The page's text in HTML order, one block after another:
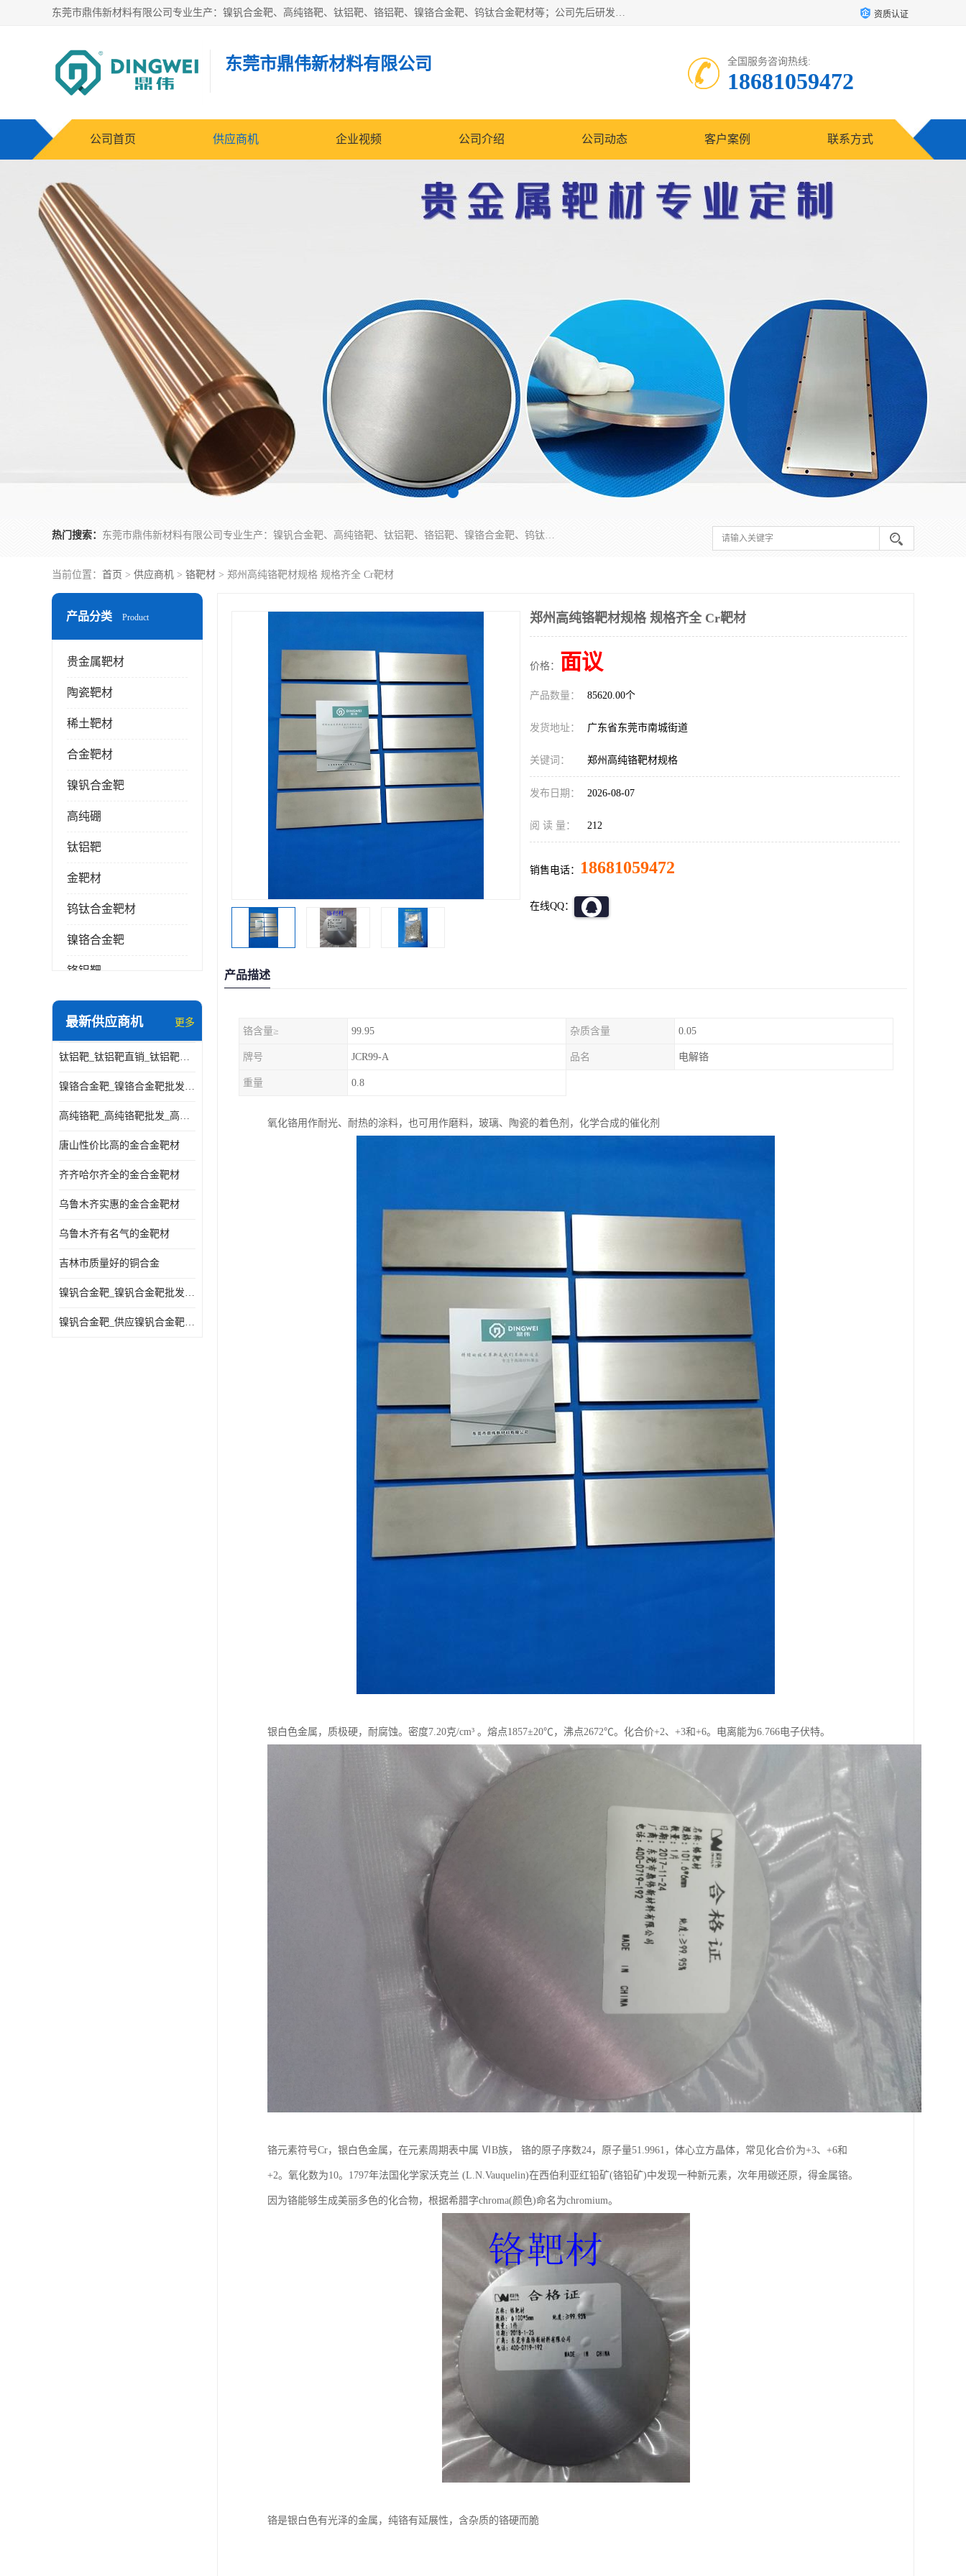
东莞市鼎伟新材料有限公司专业生产：镍钒合金靶、高纯铬靶、钛铝靶、铬铝靶、镍铬合金靶、钨钛合金靶材等；公司先后研发的蒸发材料、溅射靶材系列产品广泛应用到国内外众多知名电子、太阳能企业当中，以较高的性价比，成功发替代了国外进口产品，颇受用户好评。 资质认证
东莞市鼎伟新材料有限公司 全国服务咨询热线:
18681059472
公司首页 供应商机 企业视频 公司介绍 公司动态 客户案例 联系方式
热门搜索： 东莞市鼎伟新材料有限公司专业生产：镍钒合金靶、高纯铬靶、钛铝靶、铬铝靶、镍铬合金靶、钨钛合金靶材等；公司先后研发的蒸发材料、溅射靶材系列产品广泛应用到国内外众多知名电子、太阳能企业当中，以较高的性价比，成功发替代了国外进口产品，颇受用户好评。
当前位置： 首页 > 供应商机 > 铬靶材 > 郑州高纯铬靶材规格 规格齐全 Cr靶材
产品分类 Product
贵金属靶材
陶瓷靶材
稀土靶材
合金靶材
镍钒合金靶
高纯硼
钛铝靶
金靶材
钨钛合金靶材
镍铬合金靶
铬铝靶
三氧化铝靶材
铬靶材
镧靶材
最新供应商机 更多
钛铝靶_钛铝靶直销_钛铝靶供应商
镍铬合金靶_镍铬合金靶批发_镍铬合金靶供应商
高纯铬靶_高纯铬靶批发_高纯铬靶厂家
唐山性价比高的金合金靶材
齐齐哈尔齐全的金合金靶材
乌鲁木齐实惠的金合金靶材
乌鲁木齐有名气的金靶材
吉林市质量好的铜合金
镍钒合金靶_镍钒合金靶批发_镍钒合金靶供应商
镍钒合金靶_供应镍钒合金靶_镍钒合金靶厂家
郑州高纯铬靶材规格 规格齐全 Cr靶材
价格： 面议
产品数量： 85620.00个
发货地址： 广东省东莞市南城街道
关键词： 郑州高纯铬靶材规格
发布日期： 2026-08-07
阅 读 量： 212
销售电话： 18681059472
在线QQ：
产品描述
铬含量≥ 99.95 杂质含量 0.05
牌号 JCR99-A 品名 电解铬
重量 0.8
氧化铬用作耐光、耐热的涂料，也可用作磨料，玻璃、陶瓷的着色剂，化学合成的催化剂
银白色金属，质极硬，耐腐蚀。密度7.20克/cm³ 。熔点1857±20℃，沸点2672℃。化合价+2、+3和+6。电离能为6.766电子伏特。
铬元素符号Cr，银白色金属，在元素周期表中属 ⅥB族， 铬的原子序数24，原子量51.9961，体心立方晶体，常见化合价为+3、+6和
+2。氧化数为10。1797年法国化学家沃克兰 (L.N.Vauquelin)在西伯利亚红铅矿(铬铅矿)中发现一种新元素，次年用碳还原，得金属铬。
因为铬能够生成美丽多色的化合物，根据希腊字chroma(颜色)命名为chromium。
铬是银白色有光泽的金属，纯铬有延展性，含杂质的铬硬而脆